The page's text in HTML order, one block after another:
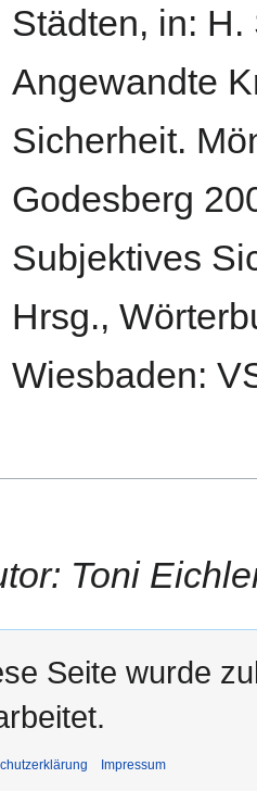
Städten, in:
Angewandte
Sicherheit.
Godesberg
Subjektives
Hrsg.,
Wiesbaden:
Toni
Seite wurde
Impressum